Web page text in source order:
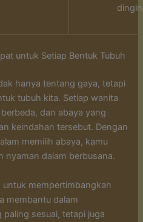
untuk Setiap Bentuk Tubuh
hanya tentang gaya, tetapi
tubuh kita. Setiap wanita
dan abaya yang
keindahan tersebut. Dengan
memilih abaya, kamu
nyaman dalam berbusana.
untuk mempertimbangkan
membantu dalam
sesuai, tetapi juga